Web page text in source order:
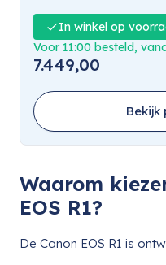
In winkel op
Voor 11:00 besteld,
7.449,00
Waarom
EOS R1?
De Canon EOS R1 is